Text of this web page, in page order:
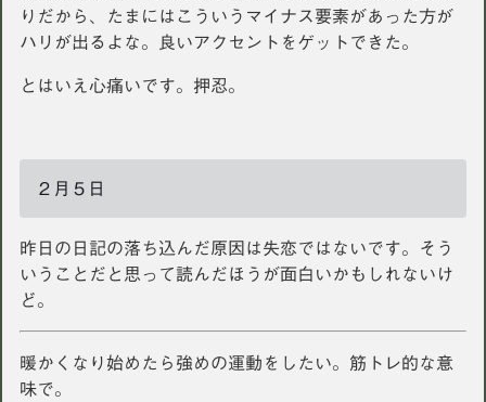
りだから、たまにはこういうマイナス要素があった方が
ハリが出るよな。良いアクセントをゲットできた。
とはいえ心痛いです。押忍。
２月５日
昨日の日記の落ち込んだ原因は失恋ではないです。そう
いうことだと思って読んだほうが面白いかもしれないけ
ど。
暖かくなり始めたら強めの運動をしたい。筋トレ的な意
味で。